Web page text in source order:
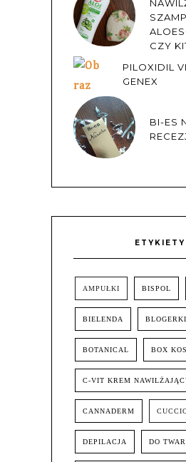
CZY
PILOXIDIL
GENEX
BI-ES
ETYKIETY
AMPUŁKI BISPOL
BIELENDA BLOGERKI
BOTANICAL BOX
C-VIT KREM
CANNADERM
DEPILACJA DO